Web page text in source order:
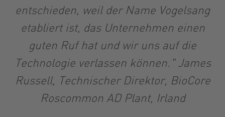
entschieden, weil der Name Vogelsang
etabliert ist, das Unternehmen einen
guten Ruf hat und wir uns auf die
Technologie verlassen können." James
Russell, Technischer Direktor, BioCore
Roscommon AD Plant, Irland